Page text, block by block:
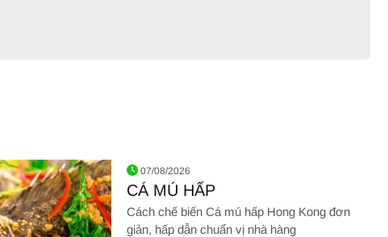
07/08/2026
CÁ MÚ HẤP
Cách chế biến Cá mú hấp Hong Kong đơn
giản, hấp dẫn chuẩn vị nhà hàng